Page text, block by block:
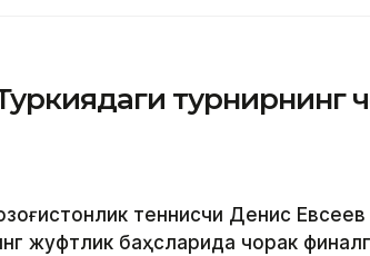
турнирнинг
теннисчи Денис
жуфтлик баҳсларида чорак